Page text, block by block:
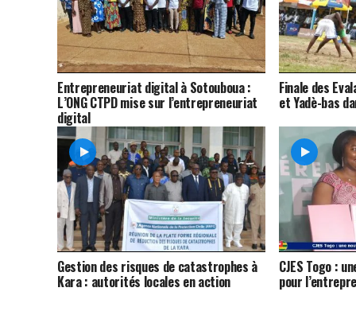
Entrepreneuriat digital à Sotouboua :
L’ONG CTPD mise sur l’entrepreneuriat
digital
Finale des
et Yadè-bas
Gestion des risques de catastrophes à
Kara : autorités locales en action
CJES Togo :
pour